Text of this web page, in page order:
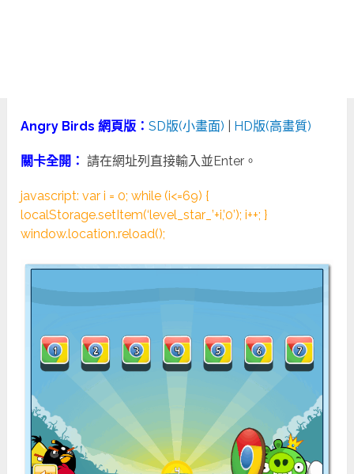
Angry Birds 網頁版：SD版(小畫面) HD版(高畫質)
關卡全開： 請在網址列直接輸入並Enter。
javascript: var i = 0; while (i<=69) {
localStorage.setItem(‘level_star_’+i,’0’); i++; }
window.location.reload();